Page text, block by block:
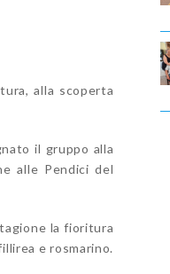
alla scoperta
il gruppo alla
alle Pendici del
la fioritura
e rosmarino.